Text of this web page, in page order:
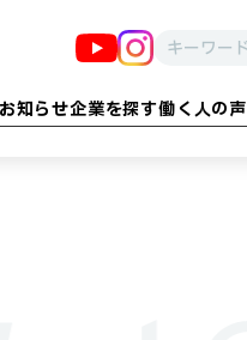
お知らせ企業を探す働く人の声